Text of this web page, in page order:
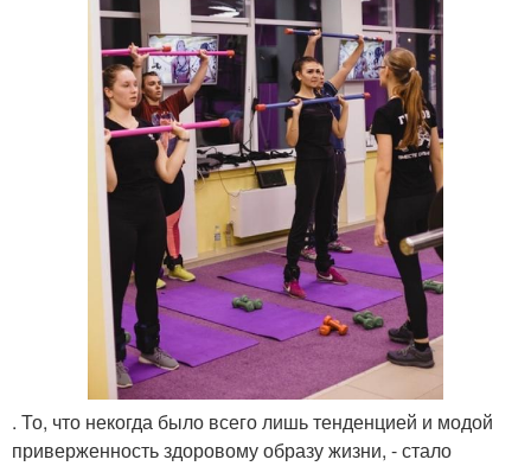
. То, что некогда было всего лишь тенденцией и модой
приверженность здоровому образу жизни, - стало